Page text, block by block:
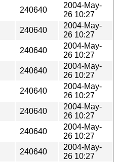
240640
2004-May-
26 10:27
240640
2004-May-
26 10:27
240640
2004-May-
26 10:27
240640
2004-May-
26 10:27
240640
2004-May-
26 10:27
240640
2004-May-
26 10:27
240640
2004-May-
26 10:27
240640
2004-May-
26 10:27